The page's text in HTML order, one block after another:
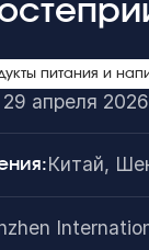
питания и
апреля 2026
Китай,